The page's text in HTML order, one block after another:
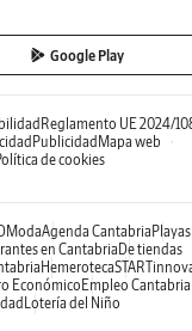
Google Play
Reglamento UE 2024/
Publicidad Mapa web
de cookies
Agenda Cantabria Playas
en Cantabria De tiendas
Hemeroteca
Económico Empleo Cantabria
Lotería del Niño